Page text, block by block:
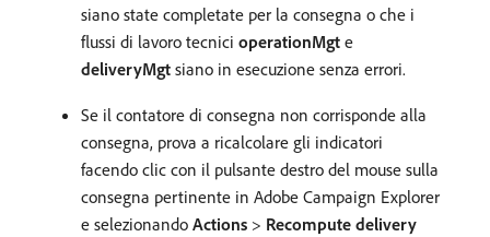
siano state completate per la consegna o che i
flussi di lavoro tecnici operationMgt e
deliveryMgt siano in esecuzione senza errori.
Se il contatore di consegna non corrisponde alla
consegna, prova a ricalcolare gli indicatori
facendo clic con il pulsante destro del mouse sulla
consegna pertinente in Adobe Campaign Explorer
e selezionando Actions > Recompute delivery